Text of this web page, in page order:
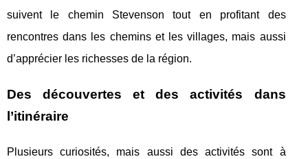
suivent le chemin Stevenson tout en profitant des
rencontres dans les chemins et les villages, mais aussi
d’apprécier les richesses de la région.
Des découvertes et des activités dans
l’itinéraire
Plusieurs curiosités, mais aussi des activités sont à